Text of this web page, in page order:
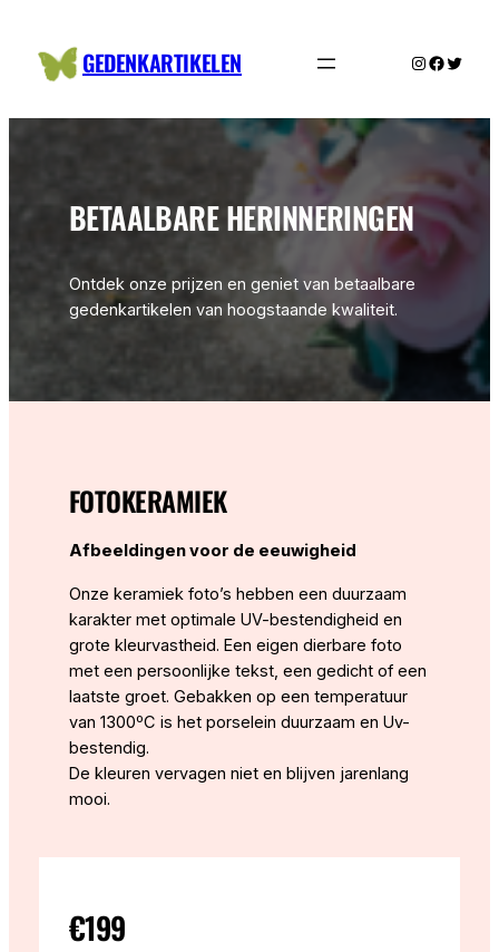
GEDENKARTIKELEN Instagram
Twitter
BETAALBARE HERINNERINGEN
Ontdek onze prijzen en geniet van betaalbare
gedenkartikelen van hoogstaande kwaliteit.
FOTOKERAMIEK
Afbeeldingen voor de eeuwigheid
Onze keramiek foto’s hebben een duurzaam
karakter met optimale UV-bestendigheid en
grote kleurvastheid. Een eigen dierbare foto
met een persoonlijke tekst, een gedicht of een
laatste groet. Gebakken op een temperatuur
van 1300ºC is het porselein duurzaam en Uv-
bestendig.
De kleuren vervagen niet en blijven jarenlang
mooi.
€199